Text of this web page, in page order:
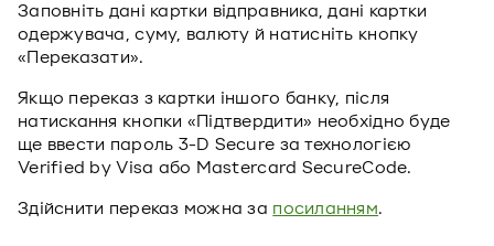
Заповніть дані картки відправника, дані картки
одержувача, суму, валюту й натисніть кнопку
«Переказати».
Якщо переказ з картки іншого банку, після
натискання кнопки «Підтвердити» необхідно буде
ще ввести пароль 3-D Secure за технологією
Verified by Visa або Mastercard SecureCode.
Здійснити переказ можна за посиланням.